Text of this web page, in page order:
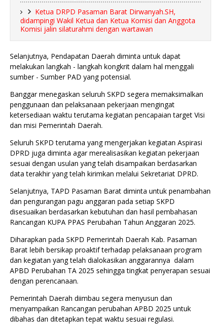
Ketua DRPD Pasaman Barat Dirwanyah.SH,
didampingi Wakil Ketua dan Ketua Komisi dan Anggota
Komisi jalin silaturahmi dengan wartawan
‎Selanjutnya, Pendapatan Daerah diminta untuk dapat
melakukan langkah - langkah kongkrit dalam hal menggali
sumber - Sumber PAD yang potensial.
‎Banggar menegaskan seluruh SKPD segera memaksimalkan
penggunaan dan pelaksanaan pekerjaan mengingat
ketersediaan waktu terutama kegiatan pencapaian target Visi
dan misi Pemerintah Daerah.
‎Seluruh SKPD terutama yang mengerjakan kegiatan Aspirasi
DPRD juga diminta agar merealisasikan kegiatan pekerjaan
sesuai dengan usulan yang telah disampaikan berdasarkan
data terakhir yang telah kirimkan melalui Sekretariat DPRD.
‎Selanjutnya, TAPD Pasaman Barat diminta untuk penambahan
dan pengurangan pagu anggaran pada setiap SKPD
disesuaikan berdasarkan kebutuhan dan hasil pembahasan
Rancangan KUPA PPAS Perubahan Tahun Anggaran 2025.
‎Diharapkan pada SKPD Pemerintah Daerah Kab. Pasaman
Barat lebih bersikap proaktif terhadap pelaksanaan program
dan kegiatan yang telah dialokasikan anggarannya dalam
APBD Perubahan TA 2025 sehingga tingkat penyerapan sesuai
dengan perencanaan.
‎Pemerintah Daerah diimbau segera menyusun dan
menyampaikan Rancangan perubahan APBD 2025 untuk
dibahas dan ditetapkan tepat waktu sesuai regulasi.